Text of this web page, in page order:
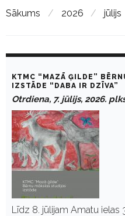
Sākums / 2026 / jūlijs
ū
0
KTMC “MAZĀ ĢILDE”
IZSTĀDE “DABA IR DZĪVA”
Otrdiena, 7. jūlijs, 2026.
Līdz 8. jūlijam Amatu ielas